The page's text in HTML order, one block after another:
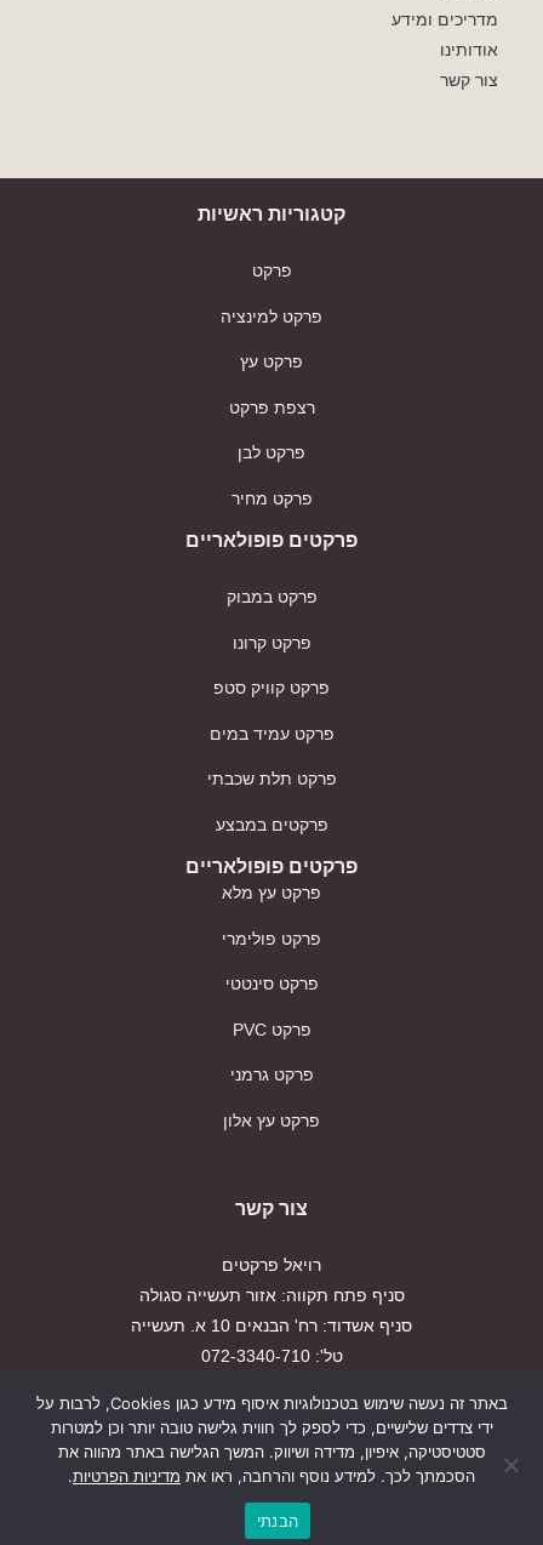
מדריכים ומידע
אודותינו
צור קשר
קטגוריות ראשיות
פרקט
פרקט למינציה
פרקט עץ
רצפת פרקט
פרקט לבן
פרקט מחיר
פרקטים פופולאריים
פרקט במבוק
פרקט קרונו
פרקט קוויק סטפ
פרקט עמיד במים
פרקט תלת שכבתי
פרקטים במבצע
פרקטים פופולאריים
פרקט עץ מלא
פרקט פולימרי
פרקט סינטטי
פרקט PVC
פרקט גרמני
פרקט עץ אלון
צור קשר
רויאל פרקטים
סניף פתח תקווה: אזור תעשייה סגולה
סניף אשדוד: רח' הבנאים 10 א. תעשייה
טל': 072-3340-710
הצהרת נגישות
מדיניות פרטיות
באתר זה נעשה שימוש בטכנולוגיות איסוף מידע כגון Cookies, לרבות על
ידי צדדים שלישיים, כדי לספק לך חווית גלישה טובה יותר וכן למטרות
סטטיסטיקה, איפיון, מדידה ושיווק. המשך הגלישה באתר מהווה את
הסכמתך לכך. למידע נוסף והרחבה, ראו את מדיניות הפרטיות.
הבנתי